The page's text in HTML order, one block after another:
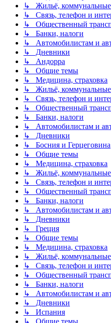
↳ Жильё, коммунальные
↳ Связь, телефон и
↳ Общественный
↳ Банки, налоги
↳ Автомобилистам и
↳ Дневники
↳ Андорра
↳ Общие темы
↳ Медицина, страховка
↳ Жильё, коммунальные
↳ Связь, телефон и
↳ Общественный
↳ Банки, налоги
↳ Автомобилистам и
↳ Дневники
↳ Босния и Герцеговина
↳ Общие темы
↳ Медицина, страховка
↳ Жильё, коммунальные
↳ Связь, телефон и
↳ Общественный
↳ Банки, налоги
↳ Автомобилистам и
↳ Дневники
↳ Греция
↳ Общие темы
↳ Медицина, страховка
↳ Жильё, коммунальные
↳ Связь, телефон и
↳ Общественный
↳ Банки, налоги
↳ Автомобилистам и
↳ Дневники
↳ Испания
↳ Общие темы